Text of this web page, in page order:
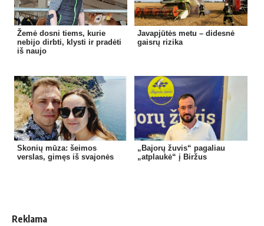
Žemė dosni tiems, kurie
nebijo dirbti, klysti ir pradėti
iš naujo
Javapjūtės metu – didesnė
gaisrų rizika
Skonių mūza: šeimos
verslas, gimęs iš svajonės
„Bajorų žuvis“ pagaliau
„atplaukė“ į Biržus
Reklama